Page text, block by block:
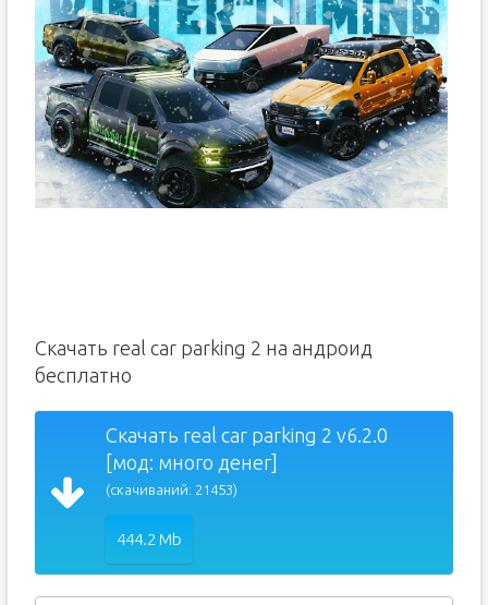
Скачать real car parking 2 на андроид
бесплатно
Скачать real car parking 2 v6.2.0
[мод: много денег]
(скачиваний: 21453)
444.2 Mb